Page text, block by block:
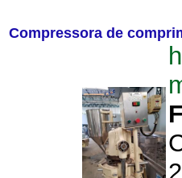
Compressora de